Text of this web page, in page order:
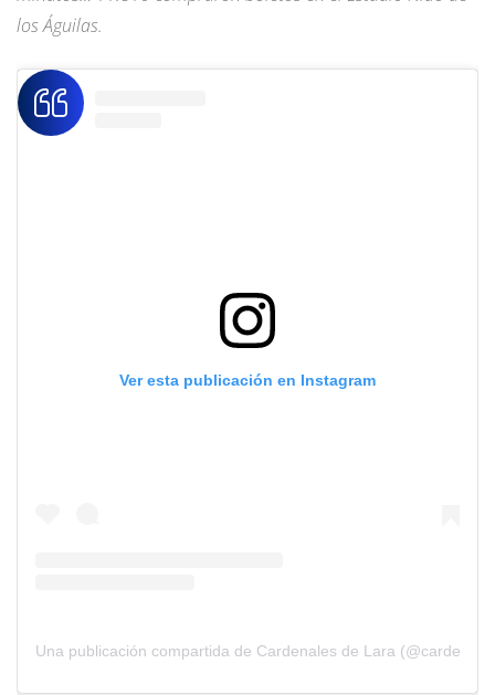
los Águilas.
Ver esta publicación en Instagram
Una publicación compartida de Cardenales de Lara